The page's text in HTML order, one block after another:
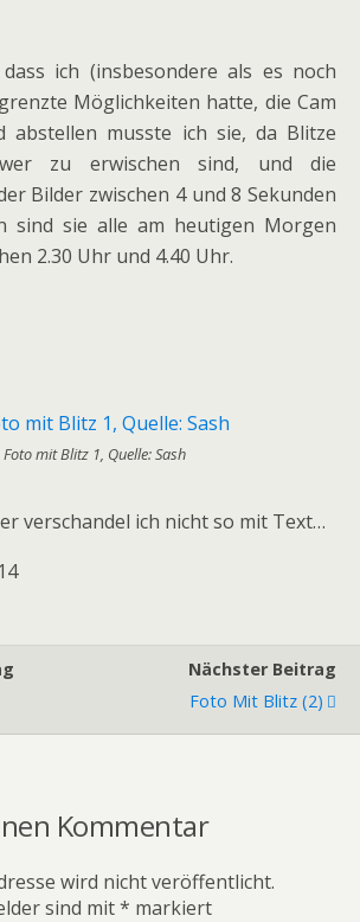
ich (insbesondere als es noch
Möglichkeiten hatte, die Cam
abstellen musste ich sie, da Blitze
zu erwischen sind, und die
Bilder zwischen 4 und 8 Sekunden
sind sie alle am heutigen Morgen
2.30 Uhr und 4.40 Uhr.
Foto mit Blitz 1, Quelle: Sash
verschandel ich nicht so mit Text…
Nächster Beitrag
Foto Mit Blitz (2)
Kommentar
wird nicht veröffentlicht.
sind mit* markiert